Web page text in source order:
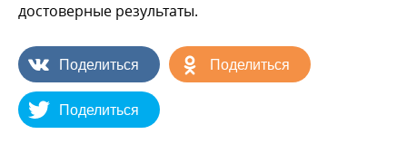
достоверные результаты.
Поделиться Поделиться
Поделиться